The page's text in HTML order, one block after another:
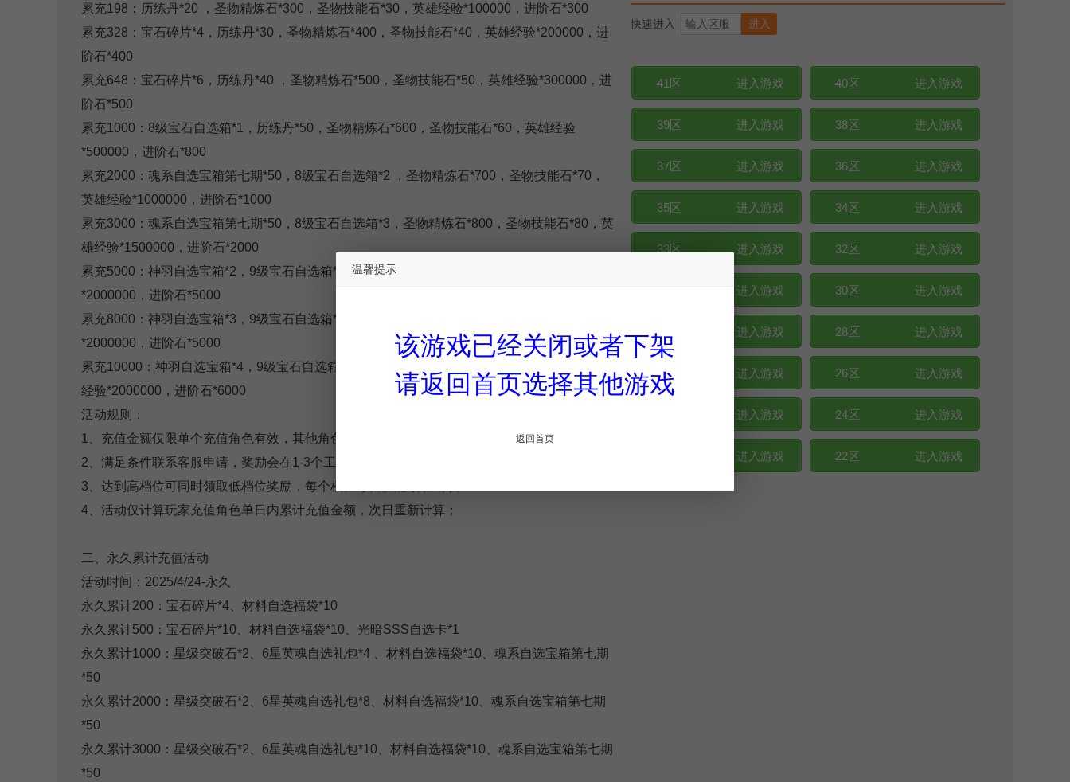
累充198：历练丹*20 ，圣物精炼石*300，圣物技能石*30，英雄经验*100000，进阶石*300
累充328：宝石碎片*4，历练丹*30，圣物精炼石*400，圣物技能石*40，英雄经验*200000，进
阶石*400
累充648：宝石碎片*6，历练丹*40 ，圣物精炼石*500，圣物技能石*50，英雄经验*300000，进
阶石*500
累充1000：8级宝石自选箱*1，历练丹*50，圣物精炼石*600，圣物技能石*60，英雄经验
*500000，进阶石*800
累充2000：魂系自选宝箱第七期*50，8级宝石自选箱*2 ，圣物精炼石*700，圣物技能石*70，
英雄经验*1000000，进阶石*1000
累充3000：魂系自选宝箱第七期*50，8级宝石自选箱*3，圣物精炼石*800，圣物技能石*80，英
雄经验*1500000，进阶石*2000
累充5000：神羽自选宝箱*2，9级宝石自选箱*2 ，圣物精炼石*900，圣物技能石*90，英雄经验
*2000000，进阶石*5000
累充8000：神羽自选宝箱*3，9级宝石自选箱*3，圣物精炼石*900，圣物技能石*90，英雄经验
*2000000，进阶石*5000
累充10000：神羽自选宝箱*4，9级宝石自选箱*4，圣物精炼石*1000，圣物技能石*100，英雄
经验*2000000，进阶石*6000
活动规则：
1、充值金额仅限单个充值角色有效，其他角色充值金额不累计；
2、满足条件联系客服申请，奖励会在1-3个工作日内发放，发放方式为礼包码；
3、达到高档位可同时领取低档位奖励，每个档位每日仅能领取1次；
4、活动仅计算玩家充值角色单日内累计充值金额，次日重新计算；
二、永久累计充值活动
活动时间：2025/4/24-永久
永久累计200：宝石碎片*4、材料自选福袋*10
永久累计500：宝石碎片*10、材料自选福袋*10、光暗SSS自选卡*1
永久累计1000：星级突破石*2、6星英魂自选礼包*4 、材料自选福袋*10、魂系自选宝箱第七期
*50
永久累计2000：星级突破石*2、6星英魂自选礼包*8、材料自选福袋*10、魂系自选宝箱第七期
*50
永久累计3000：星级突破石*2、6星英魂自选礼包*10、材料自选福袋*10、魂系自选宝箱第七期
*50
快速进入 进入
41区 进入游戏 40区 进入游戏
39区 进入游戏 38区 进入游戏
37区 进入游戏 36区 进入游戏
35区 进入游戏 34区 进入游戏
33区 进入游戏 32区 进入游戏
进入游戏 30区 进入游戏
29区 进入游戏 28区 进入游戏
27区 进入游戏 26区 进入游戏
进入游戏 24区 进入游戏
进入游戏 22区 进入游戏
温馨提示
该游戏已经关闭或者下架
请返回首页选择其他游戏
返回首页